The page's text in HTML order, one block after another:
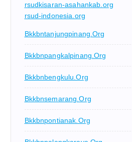
rsudkisaran-asahankab.org
rsud-indonesia.org
Bkkbntanjungpinang.org
Bkkbnpangkalpinang.org
Bkkbnbengkulu.org
Bkkbnsemarang.org
Bkkbnpontianak.org